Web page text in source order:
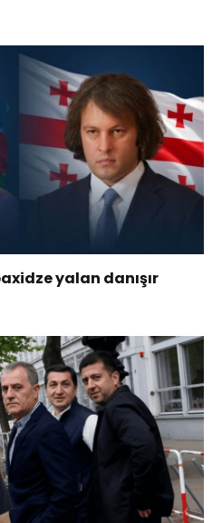
yalan danışır